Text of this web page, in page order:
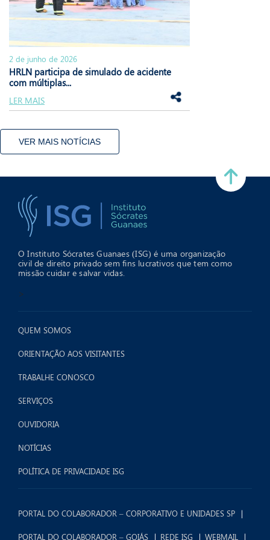
2 de junho de 2026
HRLN participa de simulado de acidente
com múltiplas...
LER MAIS
VER MAIS NOTÍCIAS
O Instituto Sócrates Guanaes (ISG) é uma organização
civil de direito privado sem fins lucrativos que tem como
missão cuidar e salvar vidas.
>
QUEM SOMOS
ORIENTAÇÃO AOS VISITANTES
TRABALHE CONOSCO
SERVIÇOS
OUVIDORIA
NOTÍCIAS
POLÍTICA DE PRIVACIDADE ISG
PORTAL DO COLABORADOR – CORPORATIVO E UNIDADES SP
PORTAL DO COLABORADOR – GOIÁS REDE ISG WEBMAIL